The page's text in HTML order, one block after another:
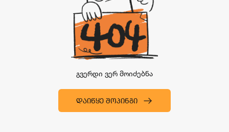
გვერდი ვერ მოიძებნა
ᲓᲐᲘᲬᲧᲔ ᲨᲝᲞᲘᲜᲒᲘ